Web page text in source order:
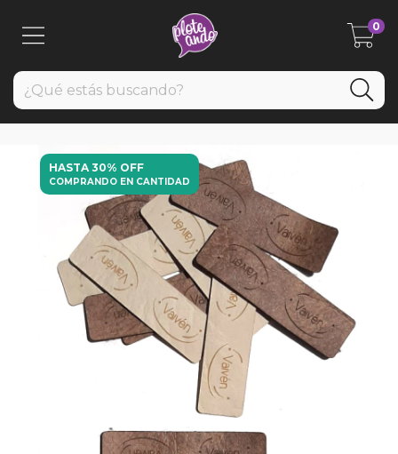
0
HASTA 30% OFF
COMPRANDO EN CANTIDAD